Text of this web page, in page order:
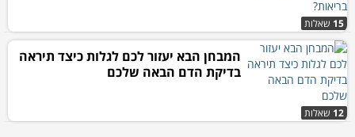
15 שאלות
12 שאלות
המבחן הבא יעזור לכם לגלות כיצד תיראה
בדיקת הדם הבאה שלכם